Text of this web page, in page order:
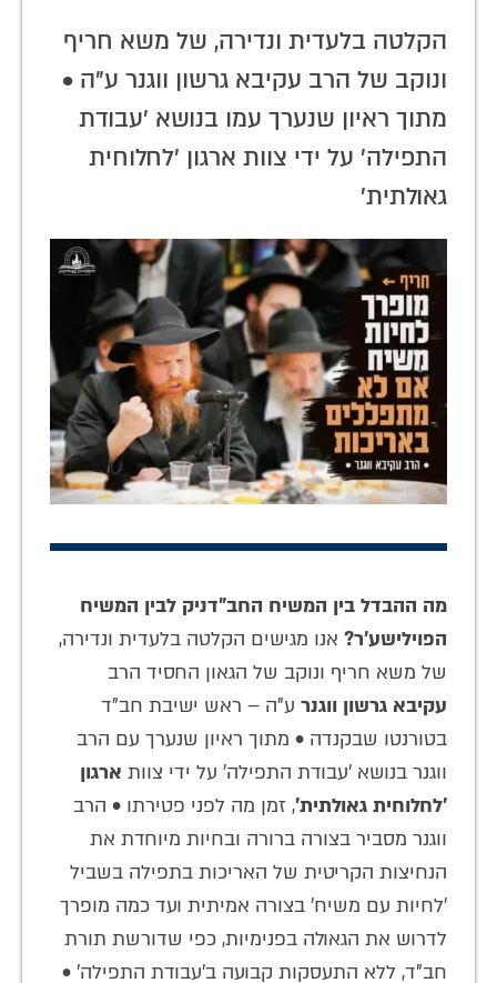
הקלטה בלעדית ונדירה, של משא חריף
ונוקב של הרב עקיבא גרשון ווגנר ע"ה •
מתוך ראיון שנערך עמו בנושא 'עבודת
התפילה' על ידי צוות ארגון 'לחלוחית
גאולתית'
מה ההבדל בין המשיח החב"דניק לבין המשיח
הפוילישע'ר? אנו מגישים הקלטה בלעדית ונדירה,
של משא חריף ונוקב של הגאון החסיד הרב
עקיבא גרשון ווגנר ע"ה – ראש ישיבת חב"ד
בטורנטו שבקנדה • מתוך ראיון שנערך עם הרב
ווגנר בנושא 'עבודת התפילה' על ידי צוות ארגון
'לחלוחית גאולתית', זמן מה לפני פטירתו • הרב
ווגנר מסביר בצורה ברורה ובחיות מיוחדת את
הנחיצות הקריטית של האריכות בתפילה בשביל
'לחיות עם משיח' בצורה אמיתית ועד כמה מופרך
לדרוש את הגאולה בפנימיות, כפי שדורשת תורת
חב"ד, ללא התעסקות קבועה ב'עבודת התפילה' •